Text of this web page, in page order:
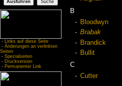
- Links auf diese Seite
- Änderungen an verlinkten
Seiten
- Spezialseiten
- Druckversion
- Permanenter Link
B
Bloodwyn
Brabak
Brandick
Bullit
C
Cutter